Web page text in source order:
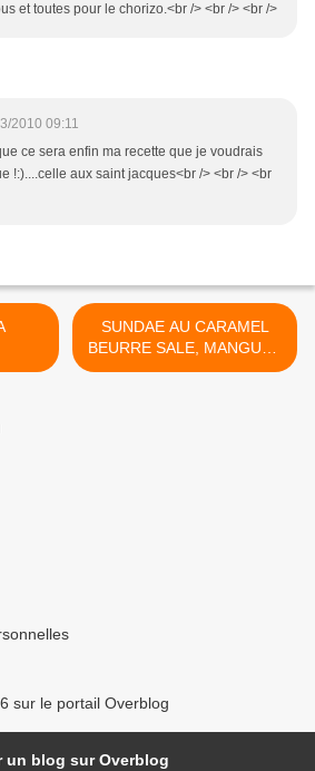
et toutes pour le chorizo.<br /> <br /> <br />
2010 09:11
ce sera enfin ma recette que je voudrais
!:)....celle aux saint jacques<br /> <br /> <br
SUNDAE AU CARAMEL
BEURRE SALE, MANGUES
ET MACARONS >
sur le portail Overblog
un blog sur Overblog